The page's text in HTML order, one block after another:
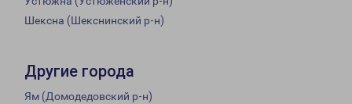
Шексна (Шекснинский р-н)
Другие города
Ям (Домодедовский р-н)